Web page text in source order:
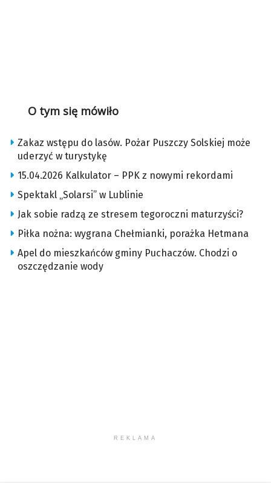
O tym się mówiło
Zakaz wstępu do lasów. Pożar Puszczy Solskiej może
uderzyć w turystykę
15.04.2026 Kalkulator – PPK z nowymi rekordami
Spektakl „Solarsi” w Lublinie
Jak sobie radzą ze stresem tegoroczni maturzyści?
Piłka nożna: wygrana Chełmianki, porażka Hetmana
Apel do mieszkańców gminy Puchaczów. Chodzi o
oszczędzanie wody
REKLAMA